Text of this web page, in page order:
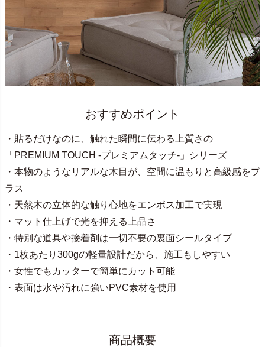
おすすめポイント
・貼るだけなのに、触れた瞬間に伝わる上質さの
「PREMIUM TOUCH -プレミアムタッチ-」シリーズ
・本物のようなリアルな木目が、空間に温もりと高級感をプ
ラス
・天然木の立体的な触り心地をエンボス加工で実現
・マット仕上げで光を抑える上品さ
・特別な道具や接着剤は一切不要の裏面シールタイプ
・1枚あたり300gの軽量設計だから、施工もしやすい
・女性でもカッターで簡単にカット可能
・表面は水や汚れに強いPVC素材を使用
商品概要